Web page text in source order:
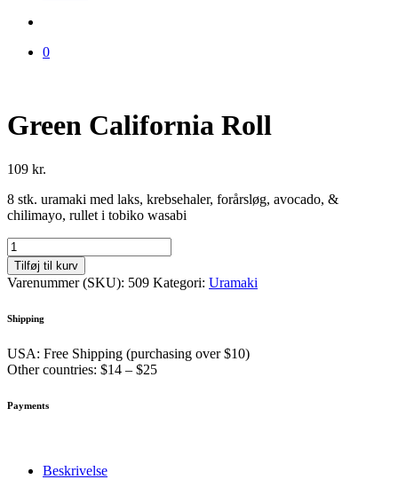
0
Green California Roll
109 kr.
8 stk. uramaki med laks, krebsehaler, forårsløg, avocado, &
chilimayo, rullet i tobiko wasabi
Green
California
Roll
antal
Tilføj til kurv
Varenummer (SKU): 509 Kategori: Uramaki
Shipping
USA: Free Shipping (purchasing over $10)
Other countries: $14 – $25
Payments
Beskrivelse